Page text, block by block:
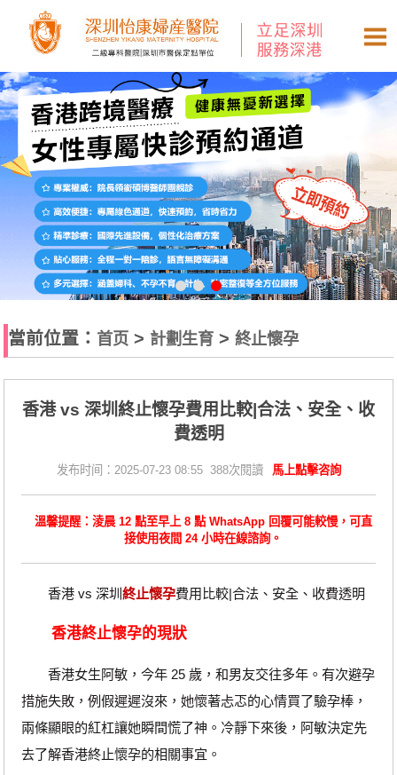
當前位置： 首页 > 計劃生育 >終止懷孕
香港 vs 深圳終止懷孕費用比較|合法、安全、收
費透明
发布时间：2025-07-23 08:55 388次閱讀 馬上點擊咨詢
溫馨提醒：淩晨 12 點至早上 8 點 WhatsApp 回覆可能較慢，可直
接使用夜間 24 小時在線諮詢。
香港 vs 深圳 終止懷孕費用比較|合法、安全、收費透明
香港終止懷孕的現狀
香港女生阿敏，今年 25 歲，和男友交往多年。有次避孕
措施失敗，例假遲遲沒來，她懷著忐忑的心情買了驗孕棒，
兩條顯眼的紅杠讓她瞬間慌了神。冷靜下來後，阿敏決定先
去了解香港終止懷孕的相關事宜。